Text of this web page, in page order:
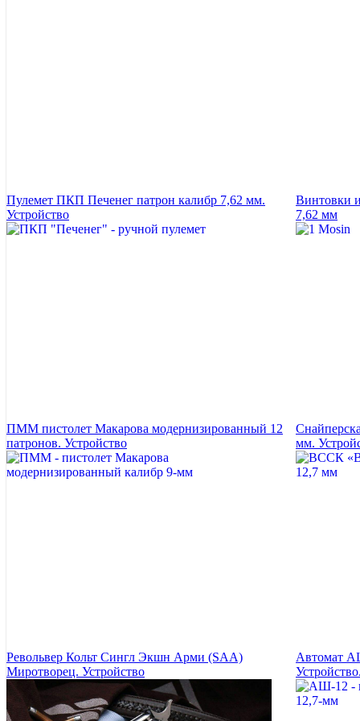
Пулемет ПКП Печенег патрон калибр 7,62 мм.
Устройство
Винтовки
7,62 мм
ПММ пистолет Макарова модернизированный 12
патронов. Устройство
мм.
Револьвер Кольт Сингл Экшн Арми (SAA)
Миротворец. Устройство
Автомат